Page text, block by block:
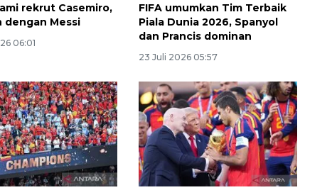
rekrut Casemiro,
dengan Messi
06:01
FIFA umumkan Tim Terbaik
Piala Dunia 2026, Spanyol
dan Prancis dominan
23 Juli 2026 05:57